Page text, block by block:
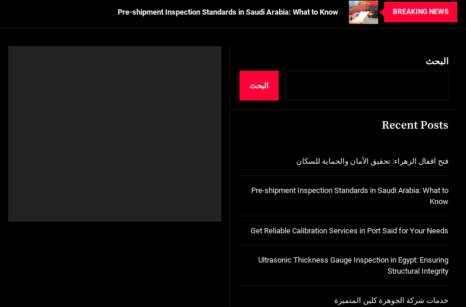
BREAKING NEWS
Get Reliable Calibration Services in Port Said for Your Needs
فتح اقفال الزهراء: تحقيق الأمان والحماية للسكان
Pre-shipment Inspection Standards in Saudi Arabia: What to Know
Ultrasonic Thickness Gauge Inspection in Egypt: Ensuring Structural Integrity
البحث
البحث
Recent Posts
فتح اقفال الزهراء: تحقيق الأمان والحماية للسكان
Pre-shipment Inspection Standards in Saudi Arabia: What to
Know
Get Reliable Calibration Services in Port Said for Your Needs
Ultrasonic Thickness Gauge Inspection in Egypt: Ensuring
Structural Integrity
خدمات شركة الجوهرة كلين المتميزة